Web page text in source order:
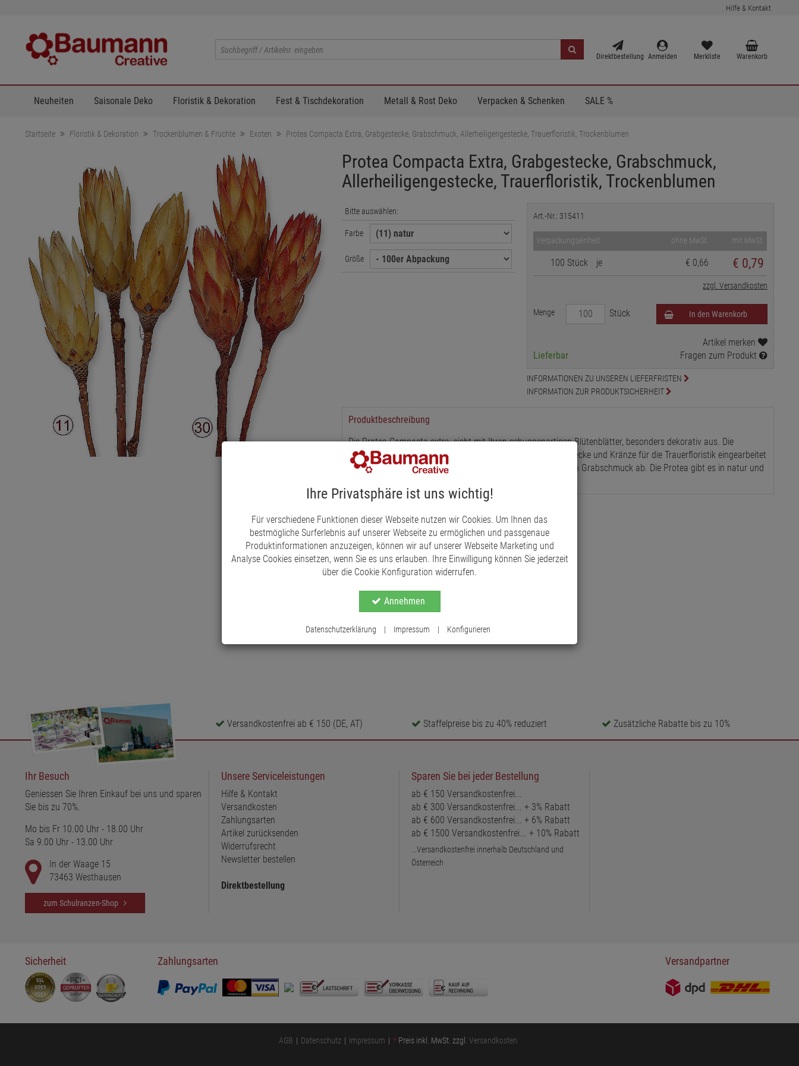
Hilfe & Kontakt
Direktbestellung Anmelden Merkliste Warenkorb
Neuheiten Saisonale Deko Floristik & Dekoration Fest & Tischdekoration Metall & Rost Deko Verpacken & Schenken SALE %
Startseite Floristik & Dekoration Trockenblumen & Früchte Exoten Protea Compacta Extra, Grabgestecke, Grabschmuck, Allerheiligengestecke, Trauerfloristik, Trockenblumen
Protea Compacta Extra, Grabgestecke, Grabschmuck,
Allerheiligengestecke, Trauerfloristik, Trockenblumen
Bitte auswählen:
Farbe
Größe
Art.-Nr.: 315411
Verpackungseinheit ohne MwSt. mit MwSt.
100 Stück je € 0,66 € 0,79
zzgl. Versandkosten
Menge Stück In den Warenkorb
Lieferbar
Artikel merken
Fragen zum Produkt
INFORMATIONEN ZU UNSEREN LIEFERFRISTEN
INFORMATION ZUR PRODUKTSICHERHEIT
Produktbeschreibung
Die Protea Compacta extra, sieht mit Ihren schuppenartigen Blütenblätter, besonders dekorativ aus. Die
robusten Blüten aus stabilen Stiele können individuell in Gestecke und Kränze für die Trauerfloristik eingearbeitet
werden. Mit anderen Exoten und Tannengrün runden Sie Ihren Grabschmuck ab. Die Protea gibt es in natur und
Versandkostenfrei ab € 150 (DE, AT) Staffelpreise bis zu 40% reduziert Zusätzliche Rabatte bis zu 10%
Ihr Besuch
Geniessen Sie Ihren Einkauf bei uns und sparen
Sie bis zu 70%.
Mo bis Fr 10.00 Uhr - 18.00 Uhr
Sa 9.00 Uhr - 13.00 Uhr
In der Waage 15
73463 Westhausen
zum Schulranzen-Shop
Unsere Serviceleistungen
Hilfe & Kontakt
Versandkosten
Zahlungsarten
Artikel zurücksenden
Widerrufsrecht
Newsletter bestellen
Direktbestellung
Sparen Sie bei jeder Bestellung
ab € 150 Versandkostenfrei...
ab € 300 Versandkostenfrei... + 3% Rabatt
ab € 600 Versandkostenfrei... + 6% Rabatt
ab € 1500 Versandkostenfrei... + 10% Rabatt
...Versandkostenfrei innerhalb Deutschland und
Österreich
Sicherheit Zahlungsarten Versandpartner
AGB Datenschutz Impressum * Preis inkl. MwSt. zzgl. Versandkosten
Ihre Privatsphäre ist uns wichtig!
Für verschiedene Funktionen dieser Webseite nutzen wir Cookies. Um Ihnen das
bestmögliche Surferlebnis auf unserer Webseite zu ermöglichen und passgenaue
Produktinformationen anzuzeigen, können wir auf unserer Webseite Marketing und
Analyse Cookies einsetzen, wenn Sie es uns erlauben. Ihre Einwilligung können Sie jederzeit
über die Cookie Konfiguration widerrufen.
Annehmen
Datenschutzerklärung | Impressum | Konfigurieren